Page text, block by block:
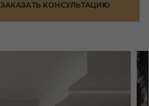
ЗАКАЗАТЬ КОНСУЛЬТАЦИЮ